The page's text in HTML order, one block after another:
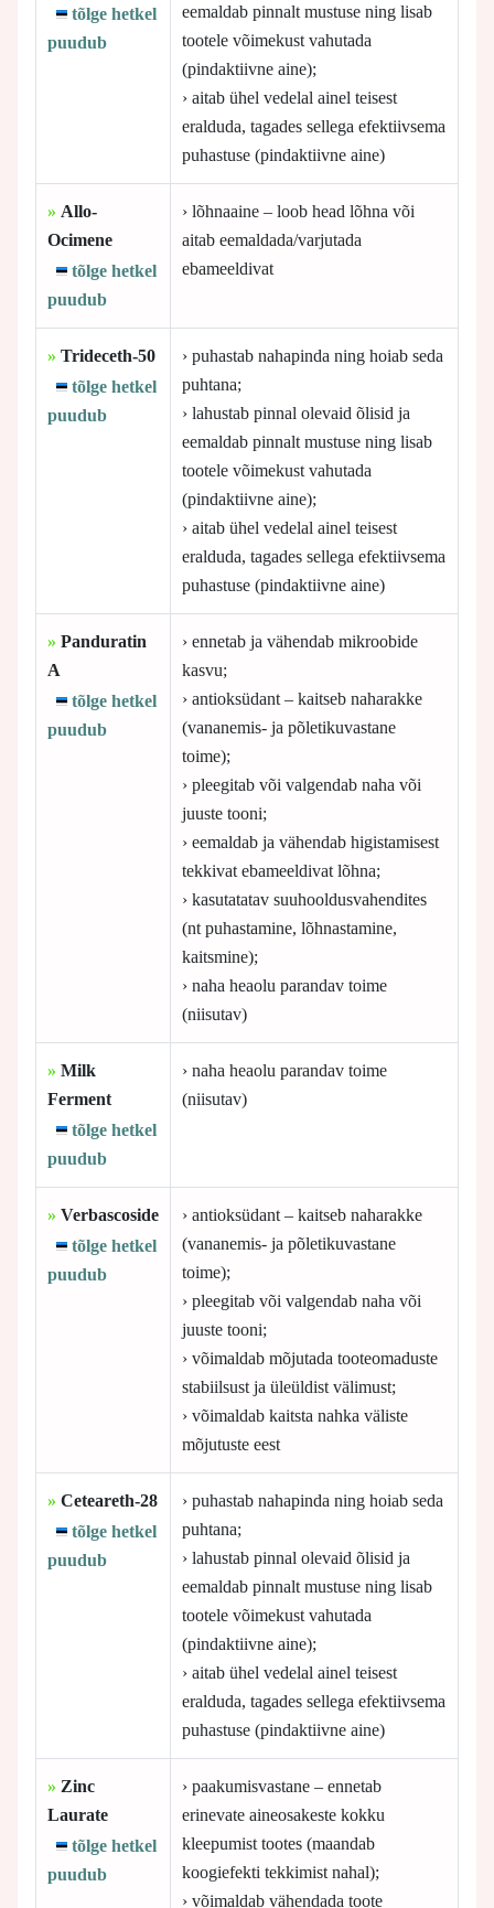
tõlge hetkel
puudub
eemaldab pinnalt mustuse ning lisab
tootele võimekust vahutada
(pindaktiivne aine);
› aitab ühel vedelal ainel teisest
eralduda, tagades sellega efektiivsema
puhastuse (pindaktiivne aine)
» Allo-
Ocimene
tõlge hetkel
puudub
› lõhnaaine – loob head lõhna või
aitab eemaldada/varjutada
ebameeldivat
» Trideceth-50
tõlge hetkel
puudub
› puhastab nahapinda ning hoiab seda
puhtana;
› lahustab pinnal olevaid õlisid ja
eemaldab pinnalt mustuse ning lisab
tootele võimekust vahutada
(pindaktiivne aine);
› aitab ühel vedelal ainel teisest
eralduda, tagades sellega efektiivsema
puhastuse (pindaktiivne aine)
» Panduratin
A
tõlge hetkel
puudub
› ennetab ja vähendab mikroobide
kasvu;
› antioksüdant – kaitseb naharakke
(vananemis- ja põletikuvastane
toime);
› pleegitab või valgendab naha või
juuste tooni;
› eemaldab ja vähendab higistamisest
tekkivat ebameeldivat lõhna;
› kasutatatav suuhooldusvahendites
(nt puhastamine, lõhnastamine,
kaitsmine);
› naha heaolu parandav toime
(niisutav)
» Milk
Ferment
tõlge hetkel
puudub
› naha heaolu parandav toime
(niisutav)
» Verbascoside
tõlge hetkel
puudub
› antioksüdant – kaitseb naharakke
(vananemis- ja põletikuvastane
toime);
› pleegitab või valgendab naha või
juuste tooni;
› võimaldab mõjutada tooteomaduste
stabiilsust ja üleüldist välimust;
› võimaldab kaitsta nahka väliste
mõjutuste eest
» Ceteareth-28
tõlge hetkel
puudub
› puhastab nahapinda ning hoiab seda
puhtana;
› lahustab pinnal olevaid õlisid ja
eemaldab pinnalt mustuse ning lisab
tootele võimekust vahutada
(pindaktiivne aine);
› aitab ühel vedelal ainel teisest
eralduda, tagades sellega efektiivsema
puhastuse (pindaktiivne aine)
» Zinc
Laurate
tõlge hetkel
puudub
› paakumisvastane – ennetab
erinevate aineosakeste kokku
kleepumist tootes (maandab
koogiefekti tekkimist nahal);
› võimaldab vähendada toote